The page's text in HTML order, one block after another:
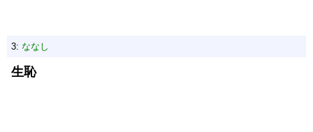
3: ななし
生恥